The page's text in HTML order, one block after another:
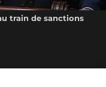
train de sanctions